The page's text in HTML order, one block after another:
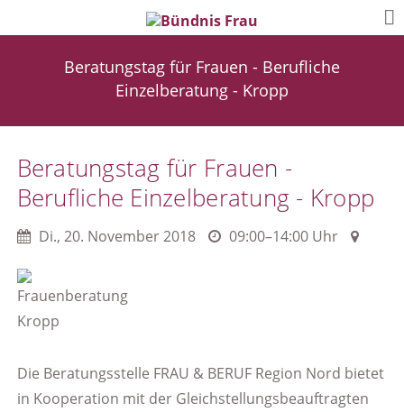
Beratungstag für Frauen - Berufliche
Einzelberatung - Kropp
Beratungstag für Frauen -
Berufliche Einzelberatung - Kropp
Di., 20. November 2018 09:00–14:00 Uhr
Die Beratungsstelle FRAU & BERUF Region Nord bietet
in Kooperation mit der Gleichstellungsbeauftragten